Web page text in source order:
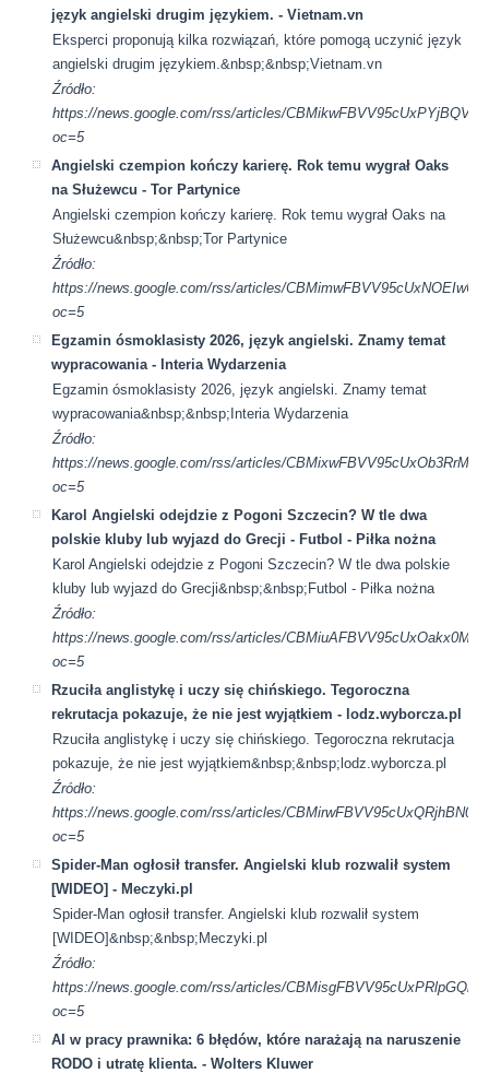
język angielski drugim językiem. - Vietnam.vn
Eksperci proponują kilka rozwiązań, które pomogą uczynić język
angielski drugim językiem.&nbsp;&nbsp;Vietnam.vn
Źródło:
https://news.google.com/rss/articles/
oc=5
Angielski czempion kończy karierę. Rok temu wygrał Oaks
na Służewcu - Tor Partynice
Angielski czempion kończy karierę. Rok temu wygrał Oaks na
Służewcu&nbsp;&nbsp;Tor Partynice
Źródło:
https://news.google.com/rss/articles/
oc=5
Egzamin ósmoklasisty 2026, język angielski. Znamy temat
wypracowania - Interia Wydarzenia
Egzamin ósmoklasisty 2026, język angielski. Znamy temat
wypracowania&nbsp;&nbsp;Interia Wydarzenia
Źródło:
https://news.google.com/rss/articles/
oc=5
Karol Angielski odejdzie z Pogoni Szczecin? W tle dwa
polskie kluby lub wyjazd do Grecji - Futbol - Piłka nożna
Karol Angielski odejdzie z Pogoni Szczecin? W tle dwa polskie
kluby lub wyjazd do Grecji&nbsp;&nbsp;Futbol - Piłka nożna
Źródło:
https://news.google.com/rss/articles/
oc=5
Rzuciła anglistykę i uczy się chińskiego. Tegoroczna
rekrutacja pokazuje, że nie jest wyjątkiem - lodz.wyborcza.pl
Rzuciła anglistykę i uczy się chińskiego. Tegoroczna rekrutacja
pokazuje, że nie jest wyjątkiem&nbsp;&nbsp;lodz.wyborcza.pl
Źródło:
https://news.google.com/rss/articles/
oc=5
Spider-Man ogłosił transfer. Angielski klub rozwalił system
[WIDEO] - Meczyki.pl
Spider-Man ogłosił transfer. Angielski klub rozwalił system
[WIDEO]&nbsp;&nbsp;Meczyki.pl
Źródło:
https://news.google.com/rss/articles/
oc=5
AI w pracy prawnika: 6 błędów, które narażają na naruszenie
RODO i utratę klienta. - Wolters Kluwer